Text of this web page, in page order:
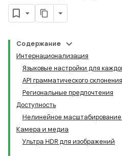
Содержание
Интернационализация
Языковые настройки для
API грамматического склонения
Региональные предпочтения
Доступность
Нелинейное
Камера и медиа
Ультра HDR для изображений